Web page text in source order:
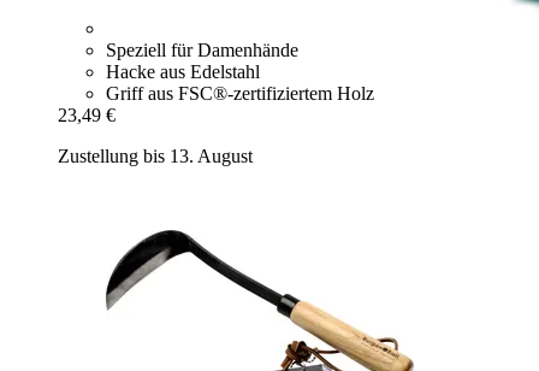
Speziell für Damenhände
Hacke aus Edelstahl
Griff aus FSC®-zertifiziertem Holz
23,49 €
Zustellung bis 13. August